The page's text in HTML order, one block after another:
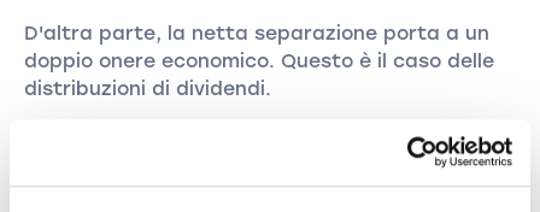
D'altra parte, la netta separazione porta a un
doppio onere economico. Questo è il caso delle
distribuzioni di dividendi.